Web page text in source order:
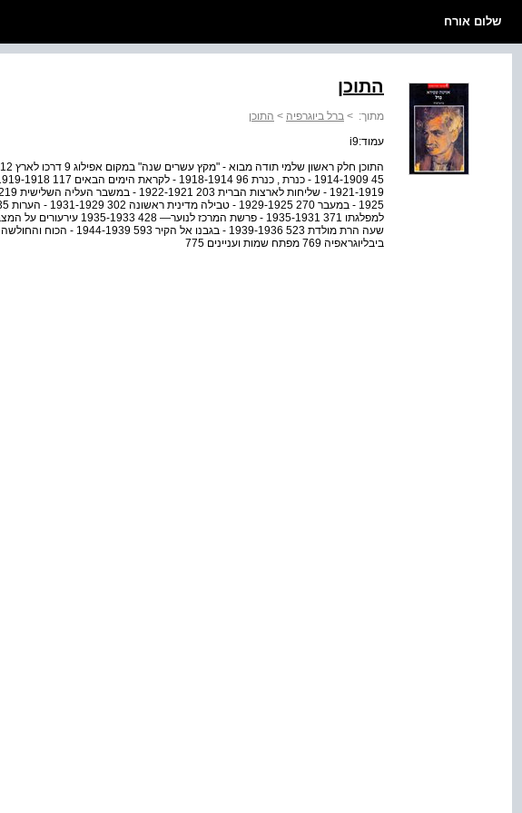
שלום אורח
התוכן
מתוך: > ברל ביוגרפיה > התוכן
עמוד:i9
ביבליוגראפיה 769 מפתח שמות ועניינים 775